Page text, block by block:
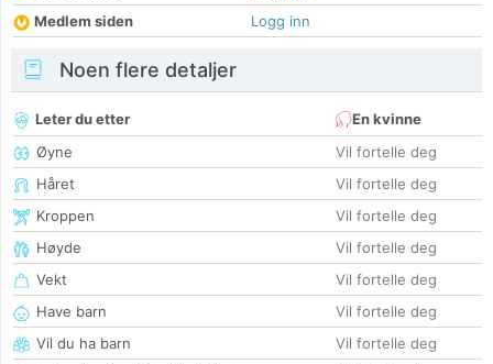
Medlem siden
Logg inn
Noen flere detaljer
Leter du etter
En kvinne
Øyne
Vil fortelle deg
Håret
Vil fortelle deg
Kroppen
Vil fortelle deg
Høyde
Vil fortelle deg
Vekt
Vil fortelle deg
Have barn
Vil fortelle deg
Vil du ha barn
Vil fortelle deg